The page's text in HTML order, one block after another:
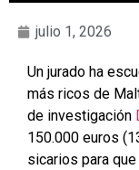
julio 1, 2026
Un jurado ha
más ricos de
de investigación
150.000 euros
sicarios para